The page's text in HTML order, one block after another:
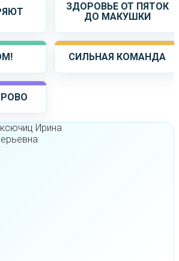
ЗДОРОВЬЕ ОТ ПЯТОК
ДО МАКУШКИ
СИЛЬНАЯ КОМАНДА